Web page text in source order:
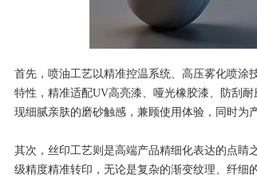
首先，喷油工艺以精准控温系统、高压雾化喷涂
特性，精准适配UV高亮漆、哑光橡胶漆、防刮
现细腻亲肤的磨砂触感，兼顾使用体验，同时为
其次，丝印工艺则是高端产品精细化表达的点睛
级精度精准转印，无论是复杂的渐变纹理、纤细